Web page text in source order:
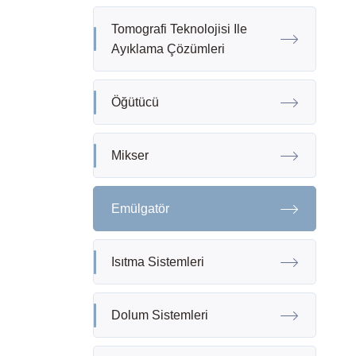
Tomografi Teknolojisi Ile
Ayıklama Çözümleri
Öğütücü
Mikser
Emülgatör
Isıtma Sistemleri
Dolum Sistemleri